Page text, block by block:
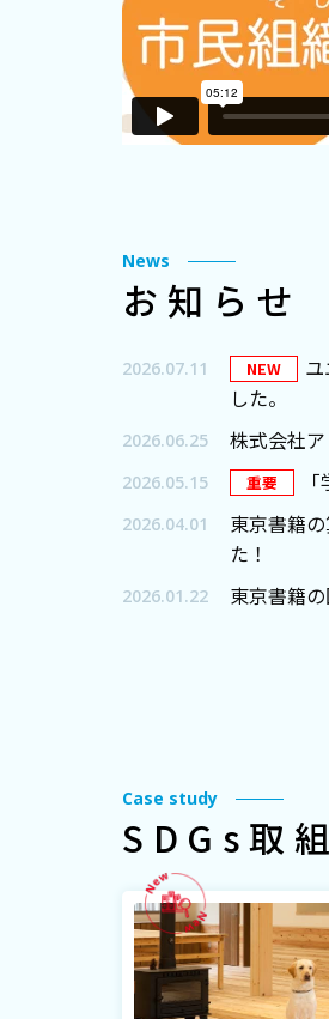
News
お知らせ
2026.07.11 NEW
した。
2026.06.25 株式会社
2026.05.15 重要
2026.04.01
東京書籍
た！
2026.01.22 東京書籍
Case study
SDGs取